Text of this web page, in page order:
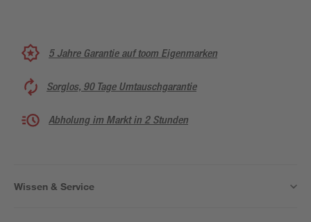
5 Jahre Garantie auf toom Eigenmarken
Sorglos, 90 Tage Umtauschgarantie
Abholung im Markt in 2 Stunden
Wissen & Service